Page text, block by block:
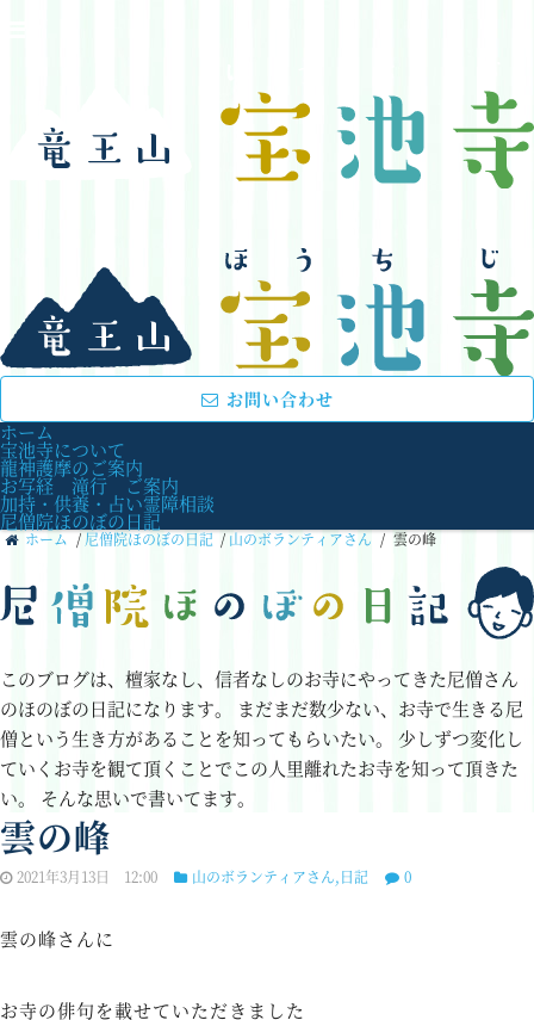
お問い合わせ
ホーム
宝池寺について
龍神護摩のご案内
お写経 滝行 ご案内
加持・供養・占い霊障相談
尼僧院ほのぼの日記
ホーム / 尼僧院ほのぼの日記 / 山のボランティアさん / 雲の峰
このブログは、檀家なし、信者なしのお寺にやってきた尼僧さん
のほのぼの日記になります。 まだまだ数少ない、お寺で生きる尼
僧という生き方があることを知ってもらいたい。
少しずつ変化し
ていくお寺を観て頂くことでこの人里離れたお寺を知って頂きた
い。 そんな思いで書いてます。
雲の峰
2021年3月13日 12:00 山のボランティアさん,日記 0
雲の峰さんに
お寺の俳句を載せていただきました